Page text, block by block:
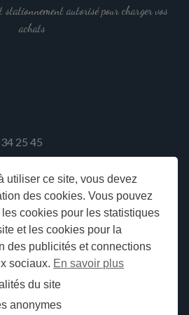
utiliser ce site, vous devez
des cookies. Vous pouvez
cookies pour les statistiques
et les cookies pour la
des publicités et connections
sociaux. En savoir plus
du sitedu site
anonymes
du
autorisé pour charger vos
achats
25 45
de confidentialité